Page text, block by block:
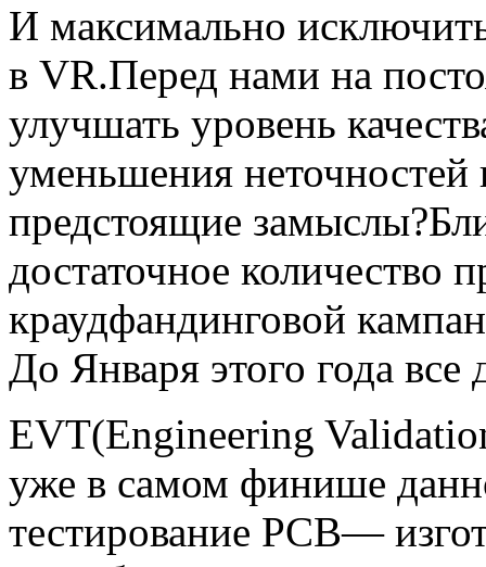
И максимально
в VR.Перед нами на
улучшать уровень
уменьшения неточностей
предстоящие
достаточное количество
краудфандинговой
До Января этого года
EVT(Engineering
уже в самом финише
тестирование PCB—